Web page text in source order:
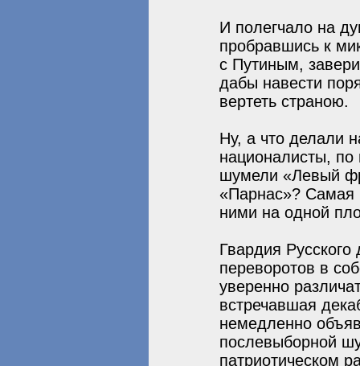
И полегчало на
пробравшись к
с Путиным,
дабы навести
вертеть страною.
Ну, а что делали
националисты, по
шумели «Левый
«Парнас»? Самая
ними на одной
Гвардия
переворотов в
уверенно
встречавшая
немедленно
послевыборной
патриотическом